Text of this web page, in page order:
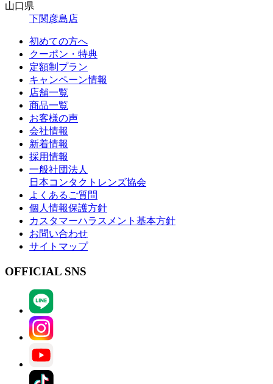
山口県
下関彦島店
初めての方へ
クーポン・特典
定額制プラン
キャンペーン情報
店舗一覧
商品一覧
お客様の声
会社情報
新着情報
採用情報
一般社団法人
日本コンタクトレンズ協会
よくあるご質問
個人情報保護方針
カスタマーハラスメント基本方針
お問い合わせ
サイトマップ
OFFICIAL SNS